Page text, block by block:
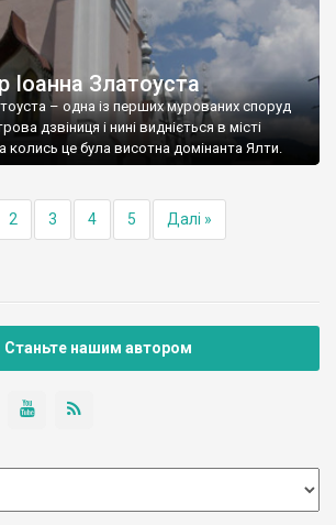
Іоанна Златоуста
– одна із перших мурованих споруд
дзвіниця і нині видніється в місті
колись це була висотна домінанта Ялти.
2 3 4 5 Далі »
Станьте нашим автором